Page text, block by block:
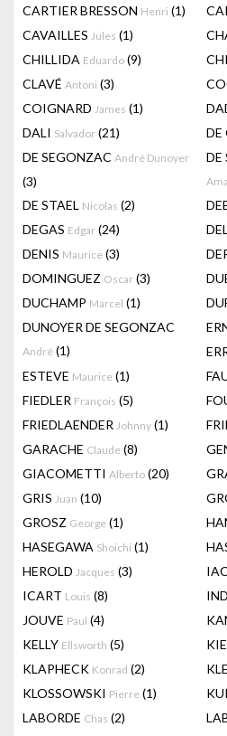
CARTIER BRESSON Henri (1)
CAVAILLES Jules (1)
CHILLIDA Eduardo (9)
CLAVÉ Antoni (3)
COIGNARD James (1)
DALI Salvador (21) DE
DE SEGONZAC André Dunoyer
(3)
DE
DE STAEL Nicolas (2)
DEGAS Edgar (24)
DENIS Maurice (3)
DOMINGUEZ Oscar (3)
DUCHAMP Marcel (1)
DUNOYER DE SEGONZAC
André (1)
ESTEVE Maurice (1)
FIEDLER François (5)
FRIEDLAENDER Johnny (1)
GARACHE Claude (8)
GIACOMETTI Alberto (20)
GRIS Juan (10)
GROSZ George (1)
HASEGAWA Shoichi (1)
HEROLD Jacques (3)
ICART Louis (8)
JOUVE Paul (4)
KELLY Ellsworth (5)
KLAPHECK Konrad (2)
KLOSSOWSKI Pierre (1)
LABORDE Chas (2)